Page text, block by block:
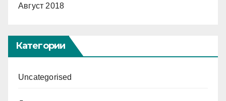
Август 2018
Категории
Uncategorised